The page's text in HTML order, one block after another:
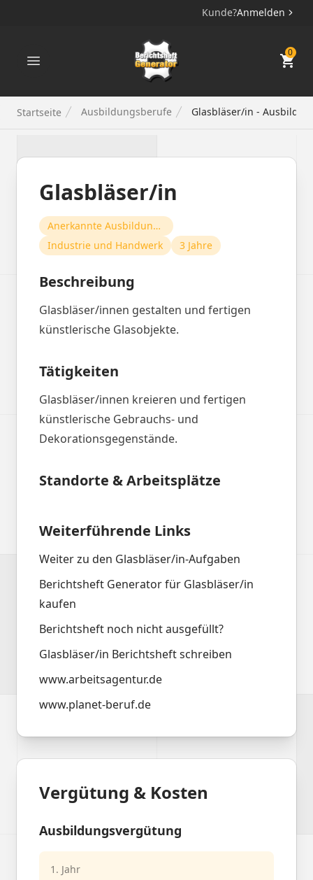
Kunde?Anmelden
Berichtsheft Generator 0
Startseite Ausbildungsberufe Glasbläser/in -
Glasbläser/in
Anerkannte Ausbildungsberufe
Industrie und Handwerk
3 Jahre
Beschreibung
Glasbläser/innen gestalten und fertigen
künstlerische Glasobjekte.
Tätigkeiten
Glasbläser/innen kreieren und fertigen
künstlerische Gebrauchs- und
Dekorationsgegenstände.
Standorte & Arbeitsplätze
Weiterführende Links
Weiter zu den Glasbläser/in-Aufgaben
Berichtsheft Generator für Glasbläser/in
kaufen
Berichtsheft noch nicht ausgefüllt?
Glasbläser/in Berichtsheft schreiben
www.arbeitsagentur.de
www.planet-beruf.de
Vergütung & Kosten
Ausbildungsvergütung
1. Jahr